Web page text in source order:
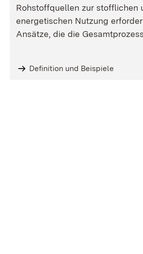
Rohstoffquellen zur stofflichen
energetischen Nutzung
Ansätze, die die
Definition und Beispiele